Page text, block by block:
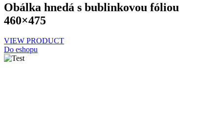
Obálka hnedá s bublinkovou fóliou
460×475
VIEW PRODUCT
Do eshopu